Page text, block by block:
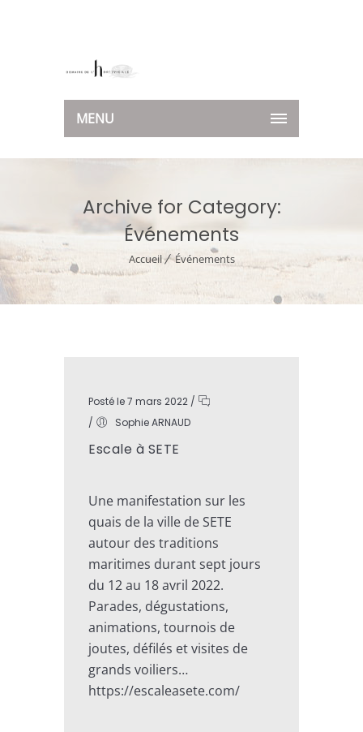
MENU
Archive for Category:
Événements
Accueil Événements
Posté le 7 mars 2022 /
/
Sophie ARNAUD
Escale à SETE
Une manifestation sur les
quais de la ville de SETE
autour des traditions
maritimes durant sept jours
du 12 au 18 avril 2022.
Parades, dégustations,
animations, tournois de
joutes, défilés et visites de
grands voiliers…
https://escaleasete.com/